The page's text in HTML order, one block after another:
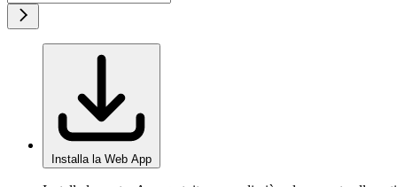
Installa la Web App